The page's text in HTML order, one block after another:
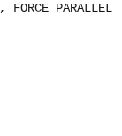
, FORCE PARALLEL